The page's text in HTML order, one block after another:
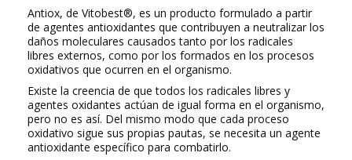
Antiox, de Vitobest®, es un producto formulado a partir
de agentes antioxidantes que contribuyen a neutralizar los
daños moleculares causados tanto por los radicales
libres externos, como por los formados en los procesos
oxidativos que ocurren en el organismo.
Existe la creencia de que todos los radicales libres y
agentes oxidantes actúan de igual forma en el organismo,
pero no es así. Del mismo modo que cada proceso
oxidativo sigue sus propias pautas, se necesita un agente
antioxidante específico para combatirlo.